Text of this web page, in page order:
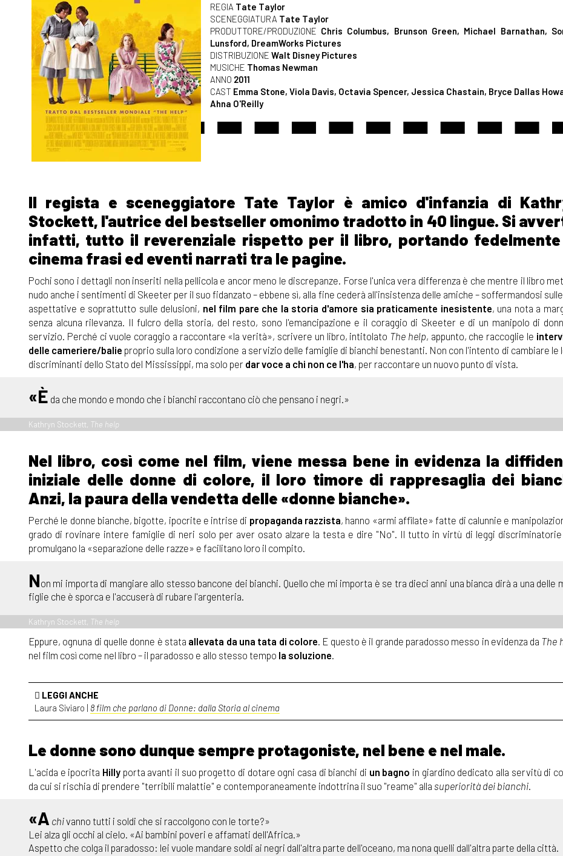
REGIA Tate Taylor
SCENEGGIATURA Tate Taylor
PRODUTTORE/PRODUZIONE Chris Columbus, Brunson Green, Michael Barnathan,
Lunsford, DreamWorks Pictures
DISTRIBUZIONE Walt Disney Pictures
MUSICHE Thomas Newman
ANNO 2011
CAST Emma Stone, Viola Davis, Octavia Spencer, Jessica Chastain, Bryce Dallas
Ahna O'Reilly
Il regista e sceneggiatore Tate Taylor è amico d'infanzia di
Stockett, l'autrice del bestseller omonimo tradotto in 40 lingue. Si
infatti, tutto il reverenziale rispetto per il libro, portando
cinema frasi ed eventi narrati tra le pagine.
Pochi sono i dettagli non inseriti nella pellicola e ancor meno le discrepanze. Forse l'unica vera differenza è che mentre il libro
nudo anche i sentimenti di Skeeter per il suo fidanzato – ebbene sì, alla fine cederà all'insistenza delle amiche – soffermandosi
aspettative e soprattutto sulle delusioni, nel film pare che la storia d'amore sia praticamente inesistente, una nota a
senza alcuna rilevanza. Il fulcro della storia, del resto, sono l'emancipazione e il coraggio di Skeeter e di un manipolo di
servizio. Perché ci vuole coraggio a raccontare «la verità», scrivere un libro, intitolato The help, appunto, che raccoglie le
delle cameriere/balie proprio sulla loro condizione a servizio delle famiglie di bianchi benestanti. Non con l'intento di cambiare le
discriminanti dello Stato del Mississippi, ma solo per dar voce a chi non ce l'ha, per raccontare un nuovo punto di vista.
«È da che mondo e mondo che i bianchi raccontano ciò che pensano i negri.»
Kathryn Stockett, The help
Nel libro, così come nel film, viene messa bene in evidenza la
iniziale delle donne di colore, il loro timore di rappresaglia dei
Anzi, la paura della vendetta delle «donne bianche».
Perché le donne bianche, bigotte, ipocrite e intrise di propaganda razzista, hanno «armi affilate» fatte di calunnie e
grado di rovinare intere famiglie di neri solo per aver osato alzare la testa e dire "No". Il tutto in virtù di leggi
promulgano la «separazione delle razze» e facilitano loro il compito.
Non mi importa di mangiare allo stesso bancone dei bianchi. Quello che mi importa è se tra dieci anni una bianca dirà a una delle
figlie che è sporca e l'accuserà di rubare l'argenteria.
Kathryn Stockett, The help
Eppure, ognuna di quelle donne è stata allevata da una tata di colore . E questo è il grande paradosso messo in evidenza da The
nel film così come nel libro – il paradosso e allo stesso tempo la soluzione
LEGGI ANCHE
Laura Siviaro | 8 film che parlano di Donne: dalla Storia al cinema
Le donne sono dunque sempre protagoniste, nel bene e nel male.
L'acida e ipocrita Hillyporta avanti il suo progetto di dotare ogni casa di bianchi di un bagno in giardino dedicato alla servitù di
da cui si rischia di prendere "terribili malattie" e contemporaneamente indottrina il suo "reame" alla superiorità dei bianchi
«A chivanno tutti i soldi che si raccolgono con le torte?»
Lei alza gli occhi al cielo. «Ai bambini poveri e affamati dell'Africa.»
Aspetto che colga il paradosso: lei vuole mandare soldi ai negri dall'altra parte dell'oceano, ma nona quelli dall'altra parte della città.